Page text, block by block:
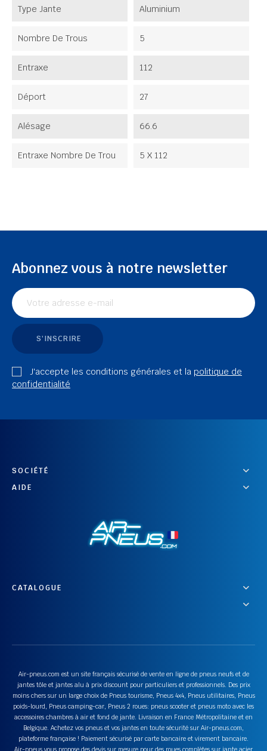
Type Jante Aluminium
Nombre De Trous 5
Entraxe 112
Déport 27
Alésage 66.6
Entraxe Nombre De Trou 5 X 112
Abonnez vous à notre newsletter
S'INSCRIRE
J'accepte les conditions générales et la politique de
confidentialité
SOCIÉTÉ
AIDE
CATALOGUE
Air-pneus.com est un site français sécurisé de vente en ligne de pneus neufs et de
jantes tôle et jantes alu à prix discount pour particuliers et professionnels. Des prix
moins chers sur un large choix de Pneus tourisme, Pneus 4x4, Pneus utilitaires, Pneus
poids-lourd, Pneus camping-car, Pneus 2 roues: pneus scooter et pneus moto avec les
accessoires chambres à air et fond de jante. Livraison en France Métropolitaine et en
Belgique. Achetez vos pneus et vos jantes en toute sécurité sur Air-pneus.com,
plateforme française ! Paiement sécurisé par carte bancaire et virement bancaire.
Air-pneus vous propose des devis sur mesure pour des roues complètes sur jante acier